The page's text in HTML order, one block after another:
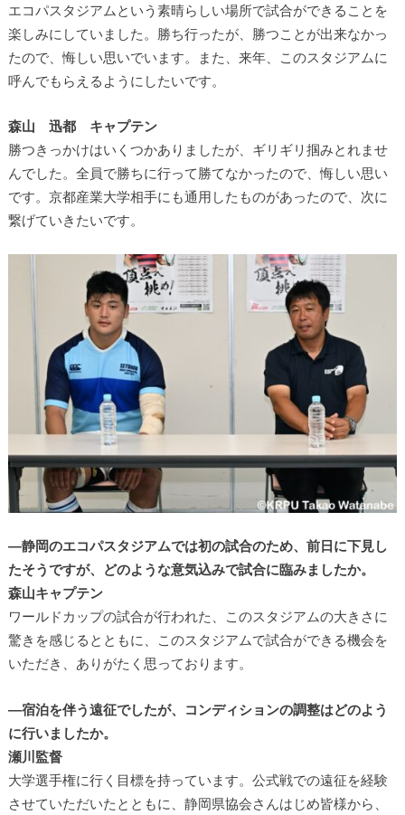
エコパスタジアムという素晴らしい場所で試合ができることを
楽しみにしていました。勝ち行ったが、勝つことが出来なかっ
たので、悔しい思いでいます。また、来年、このスタジアムに
呼んでもらえるようにしたいです。
森山 迅都 キャプテン
勝つきっかけはいくつかありましたが、ギリギリ掴みとれませ
んでした。全員で勝ちに行って勝てなかったので、悔しい思い
です。京都産業大学相手にも通用したものがあったので、次に
繋げていきたいです。
―静岡のエコパスタジアムでは初の試合のため、前日に下見し
たそうですが、どのような意気込みで試合に臨みましたか。
森山キャプテン
ワールドカップの試合が行われた、このスタジアムの大きさに
驚きを感じるとともに、このスタジアムで試合ができる機会を
いただき、ありがたく思っております。
―宿泊を伴う遠征でしたが、コンディションの調整はどのよう
に行いましたか。
瀬川監督
大学選手権に行く目標を持っています。公式戦での遠征を経験
させていただいたとともに、静岡県協会さんはじめ皆様から、